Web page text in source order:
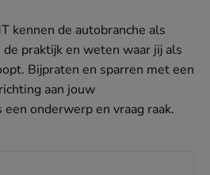
kennen de autobranche als
praktijk en weten waar jij als
Bijpraten en sparren met een
aan jouw
onderwerp en vraag raak.